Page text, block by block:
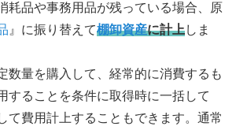
耗品や事務用品が残っている場合、原
』に振り替えて棚卸資産に計上しま
数量を購入して、経常的に消費するも
することを条件に取得時に一括して
て費用計上することもできます。通常